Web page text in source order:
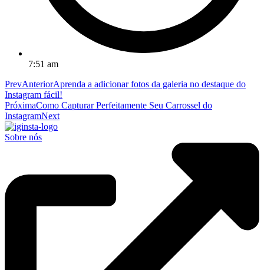
7:51 am
PrevAnteriorAprenda a adicionar fotos da galeria no destaque do
Instagram fácil!
PróximaComo Capturar Perfeitamente Seu Carrossel do
InstagramNext
Sobre nós